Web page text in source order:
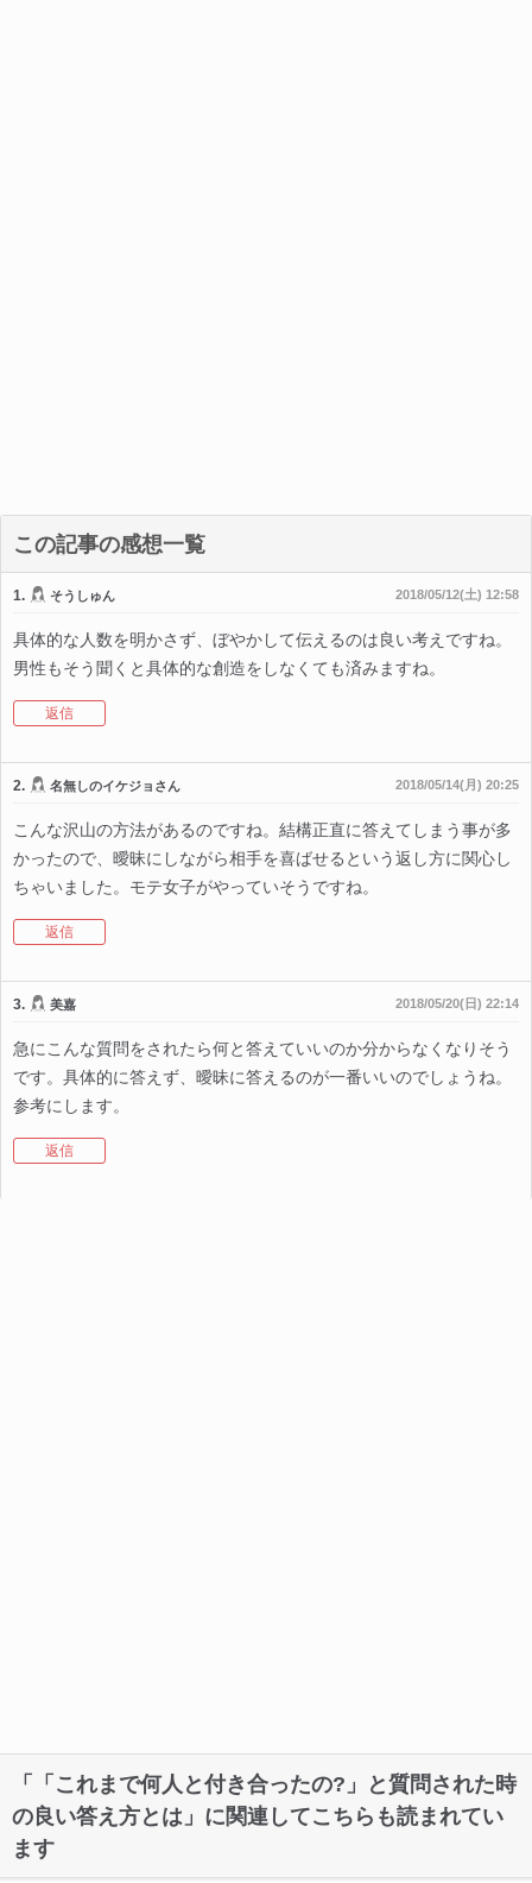
この記事の感想一覧
1. そうしゅん 2018/05/12(土) 12:58
具体的な人数を明かさず、ぼやかして伝えるのは良い考えですね。
男性もそう聞くと具体的な創造をしなくても済みますね。
返信
2. 名無しのイケジョさん 2018/05/14(月) 20:25
こんな沢山の方法があるのですね。結構正直に答えてしまう事が多
かったので、曖昧にしながら相手を喜ばせるという返し方に関心し
ちゃいました。モテ女子がやっていそうですね。
返信
3. 美嘉 2018/05/20(日) 22:14
急にこんな質問をされたら何と答えていいのか分からなくなりそう
です。具体的に答えず、曖昧に答えるのが一番いいのでしょうね。
参考にします。
返信
「「これまで何人と付き合ったの?」と質問された時
の良い答え方とは」に関連してこちらも読まれてい
ます